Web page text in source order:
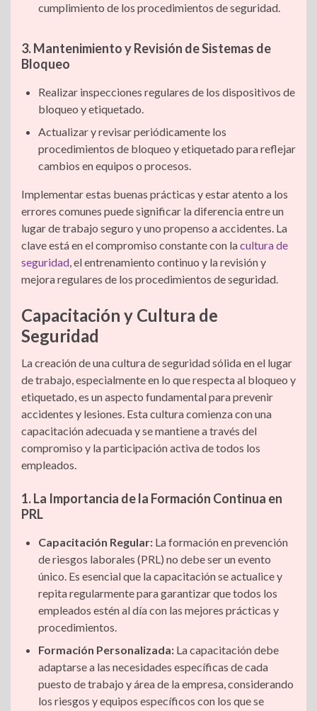
cumplimiento de los procedimientos de seguridad.
3. Mantenimiento y Revisión de Sistemas de
Bloqueo
Realizar inspecciones regulares de los dispositivos de
bloqueo y etiquetado.
Actualizar y revisar periódicamente los
procedimientos de bloqueo y etiquetado para reflejar
cambios en equipos o procesos.
Implementar estas buenas prácticas y estar atento a los
errores comunes puede significar la diferencia entre un
lugar de trabajo seguro y uno propenso a accidentes. La
clave está en el compromiso constante con lacultura de
seguridad, el entrenamiento continuo y la revisión y
mejora regulares de los procedimientos de seguridad.
Capacitación y Cultura de
Seguridad
La creación de una cultura de seguridad sólida en el lugar
de trabajo, especialmente en lo que respecta al bloqueo y
etiquetado, es un aspecto fundamental para prevenir
accidentes y lesiones. Esta cultura comienza con una
capacitación adecuada y se mantiene a través del
compromiso y la participación activa de todos los
empleados.
1. La Importancia de la Formación Continua en
PRL
Capacitación Regular: La formación en prevención
de riesgos laborales (PRL) no debe ser un evento
único. Es esencial que la capacitación se actualice y
repita regularmente para garantizar que todos los
empleados estén al día con las mejores prácticas y
procedimientos.
Formación Personalizada: La capacitación debe
adaptarse a las necesidades específicas de cada
puesto de trabajo y área de la empresa, considerando
los riesgos y equipos específicos con los que se